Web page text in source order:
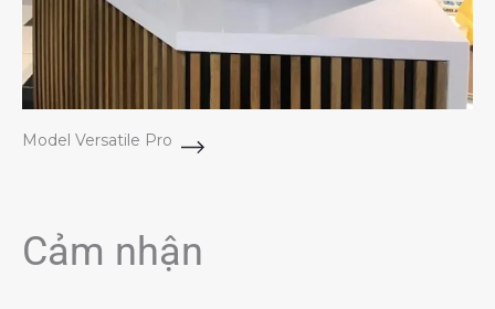
Model Versatile Pro
Cảm nhận